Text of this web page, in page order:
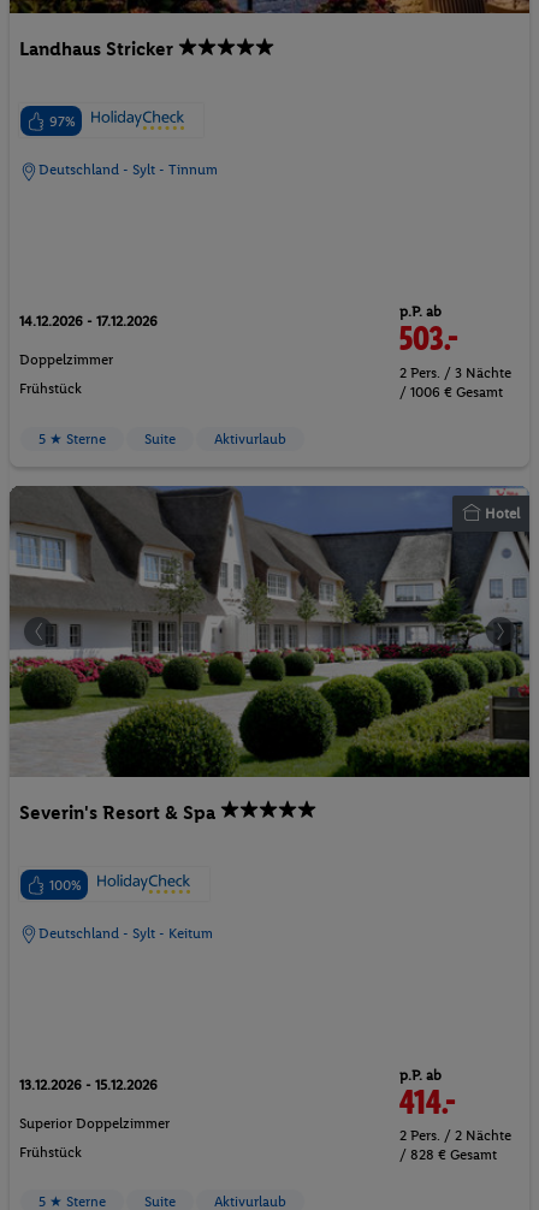
Landhaus Stricker
97%
Deutschland - Sylt - Tinnum
14.12.2026 - 17.12.2026
Doppelzimmer
Frühstück
p.P. ab
503.-
2 Pers. / 3 Nächte
/ 1006 € Gesamt
5 ★ Sterne Suite Aktivurlaub
Hotel
Severin's Resort & Spa
100%
Deutschland - Sylt - Keitum
13.12.2026 - 15.12.2026
Superior Doppelzimmer
Frühstück
p.P. ab
414.-
2 Pers. / 2 Nächte
/ 828 € Gesamt
5 ★ Sterne Suite Aktivurlaub